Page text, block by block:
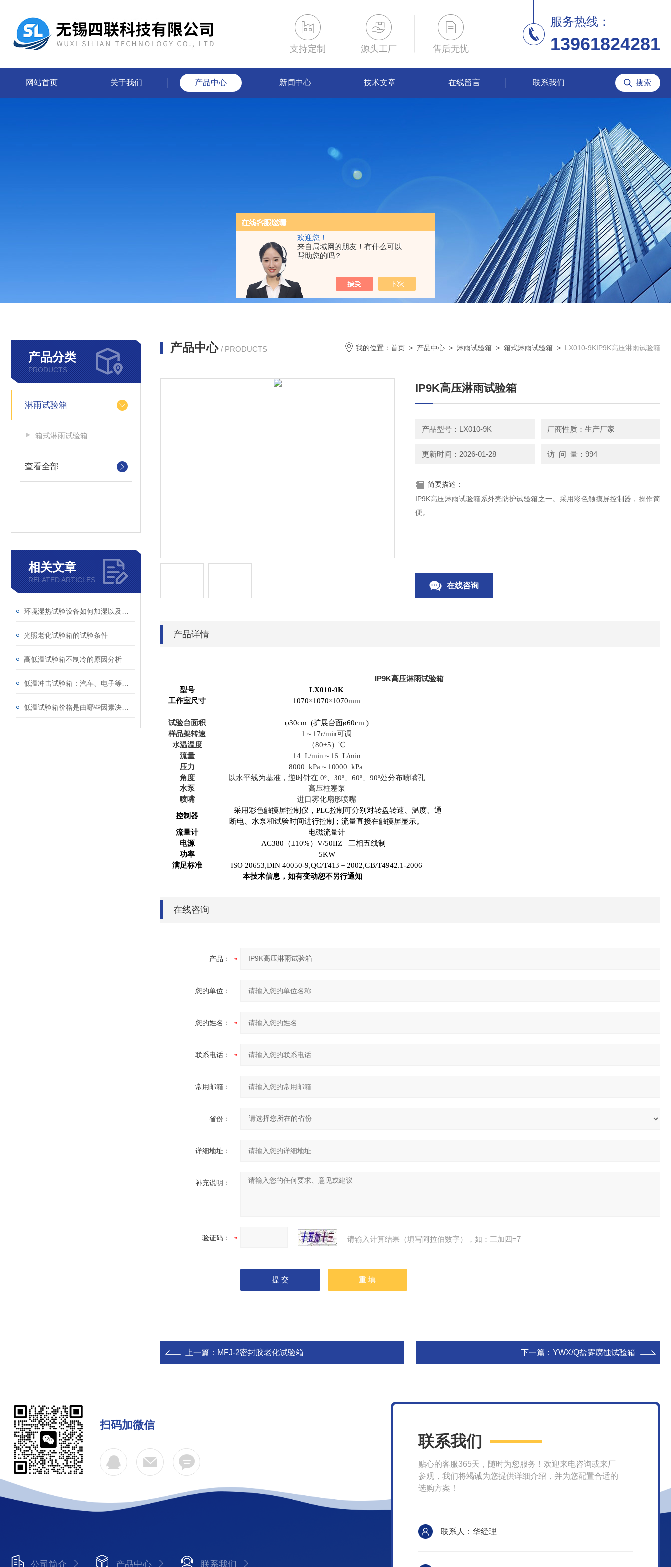
欢迎您！
来自局域网的朋友！有什么可以
帮助您的吗？
支持定制 源头工厂 售后无忧
服务热线：
13961824281
网站首页 关于我们 产品中心 新闻中心 技术文章 在线留言 联系我们
产品分类
PRODUCTS
淋雨试验箱
箱式淋雨试验箱
查看全部
相关文章
RELATED ARTICLES
光照老化试验箱的试验条件
高低温试验箱不制冷的原因分析
产品中心 / PRODUCTS 我的位置： 首页 > 产品中心 > 淋雨试验箱 > 箱式淋雨试验箱 > LX010-9KIP9K高压淋雨试验箱
IP9K高压淋雨试验箱
产品型号：LX010-9K 厂商性质：生产厂家
更新时间：2026-01-28 访 问 量：994
简要描述：
IP9K高压淋雨试验箱系外壳防护试验箱之一。采用彩色触摸屏控制器，操作简
便。
在线咨询
产品详情
IP9K高压淋雨试验箱
型号
LX010-9K
工作室尺寸
1070×1070×1070mm
试验台面积
φ30cm (扩展台面ø60cm )
样品架转速
1 ～17r/min可调
水温温度 （80±5）℃
流量
14 L/min ～ 16 L/min
压力
8000 kPa ～ 10000 kPa
角度
以水平线为基准，逆时针在 0º、 30º、 60º、 90º处分布喷嘴孔
水泵
高压柱塞泵
喷嘴
进口雾化扇形喷嘴
控制器
采用彩色触摸屏控制仪，PLC控制可分别对转盘转速、温度、通
断电、水泵和试验时间进行控制；流量直接在触摸屏显示。
流量计
电磁流量计
电源
AC380（±10%）V/50HZ 三相五线制
功率
5KW
满足标准
ISO 20653,DIN 40050-9,QC/T413－2002,GB/T4942.1-2006
本技术信息，如有变动恕不另行通知
在线咨询
产品：
您的单位：
您的姓名：
联系电话：
常用邮箱：
省份：
详细地址：
补充说明：
验证码： 请输入计算结果（填写阿拉伯数字），如：三加四=7
上一篇： MFJ-2密封胶老化试验箱 下一篇： YWX/Q盐雾腐蚀试验箱
扫码加微信
公司简介 产品中心 联系我们
联系我们
贴心的客服365天，随时为您服务！欢迎来电咨询或来厂
参观，我们将竭诚为您提供详细介绍，并为您配置合适的
选购方案！
联系人：华经理